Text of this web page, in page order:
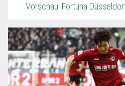
Vorschau: Fortuna